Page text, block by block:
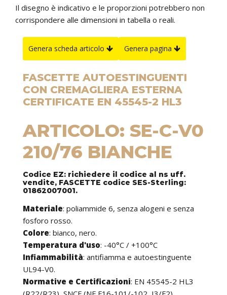
Il disegno è indicativo e le proporzioni potrebbero non
corrispondere alle dimensioni in tabella o reali.
Genera scheda articolo Genera pagina
FASCETTE AUTOESTINGUENTI
CON CREMAGLIERA ESTERNA
CERTIFICATE EN 45545-2 HL3
ARTICOLO: SE-C-V0
210/76 BIANCHE
Codice EZ: richiedere il codice al ns uff.
vendite, FASCETTE codice SES-Sterling:
01862007001.
Materiale: poliammide 6, senza alogeni e senza
fosforo rosso.
Colore: bianco, nero.
Temperatura d'uso: -40°C / +100°C
Infiammabilità: antifiamma e autoestinguente
UL94-V0.
Normative e Certificazioni: EN 45545-2 HL3